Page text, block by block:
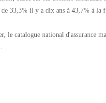
de 33,3% il y a dix ans à 43,7% à la
le catalogue national d'assurance